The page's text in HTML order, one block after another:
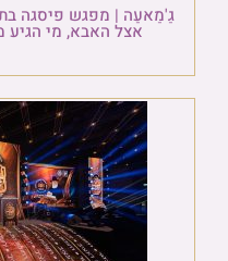
גַ'מַאעַה | מפגש פיסגה
אצל האבא, מי הגיע